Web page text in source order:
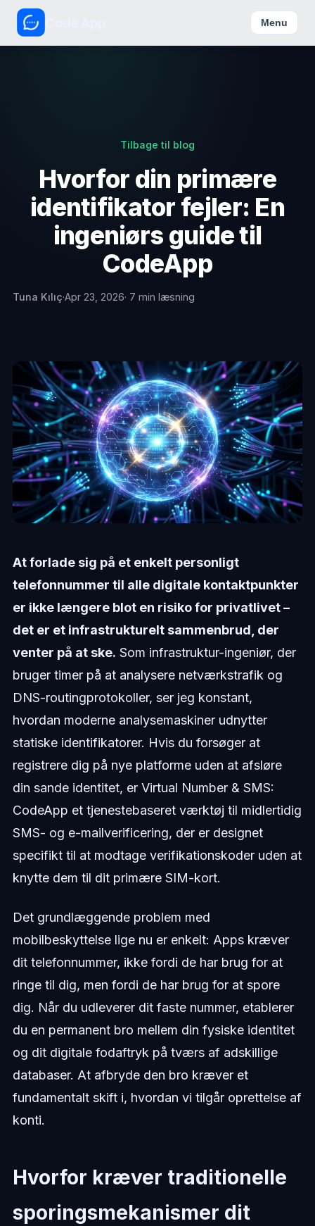
Menu
Tilbage til blog
Hvorfor din primære
identifikator fejler: En
ingeniørs guide til
CodeApp
Tuna Kılıç·Apr 23, 2026· 7 min læsning
At forlade sig på et enkelt personligt
telefonnummer til alle digitale kontaktpunkter
er ikke længere blot en risiko for privatlivet –
det er et infrastrukturelt sammenbrud, der
venter på at ske. Som infrastruktur-ingeniør, der
bruger timer på at analysere netværkstrafik og
DNS-routingprotokoller, ser jeg konstant,
hvordan moderne analysemaskiner udnytter
statiske identifikatorer. Hvis du forsøger at
registrere dig på nye platforme uden at afsløre
din sande identitet, er Virtual Number & SMS:
CodeApp et tjenestebaseret værktøj til midlertidig
SMS- og e-mailverificering, der er designet
specifikt til at modtage verifikationskoder uden at
knytte dem til dit primære SIM-kort.
Det grundlæggende problem med
mobilbeskyttelse lige nu er enkelt: Apps kræver
dit telefonnummer, ikke fordi de har brug for at
ringe til dig, men fordi de har brug for at spore
dig. Når du udleverer dit faste nummer, etablerer
du en permanent bro mellem din fysiske identitet
og dit digitale fodaftryk på tværs af adskillige
databaser. At afbryde den bro kræver et
fundamentalt skift i, hvordan vi tilgår oprettelse af
konti.
Hvorfor kræver traditionelle
sporingsmekanismer dit